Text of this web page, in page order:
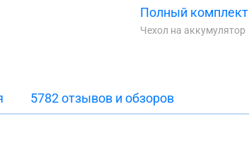
Полный комплект
Чехол на аккумулятор
5782 отзывов и обзоров